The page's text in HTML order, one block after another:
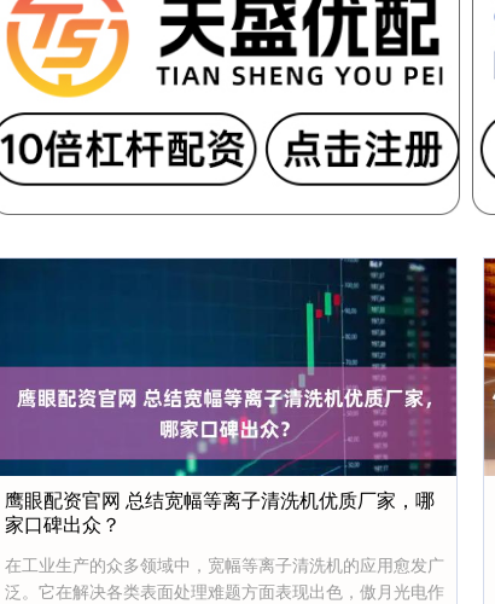
鹰眼配资官网 总结宽幅等离子清洗机优质厂家，哪
家口碑出众？
在工业生产的众多领域中，宽幅等离子清洗机的应用愈发广
泛。它在解决各类表面处理难题方面表现出色，傲月光电作